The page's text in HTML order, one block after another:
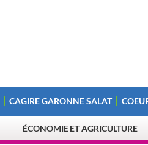
CAGIRE GARONNE SALAT
ÉCONOMIE ET AGRICULTURE